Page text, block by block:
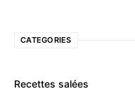
CATEGORIES
Recettes salées